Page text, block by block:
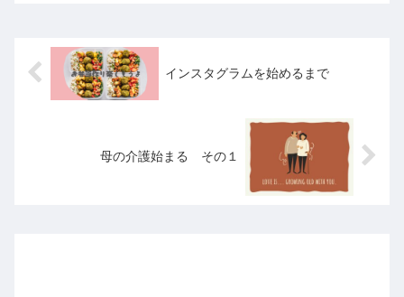
インスタグラムを始めるまで
母の介護始まる その１